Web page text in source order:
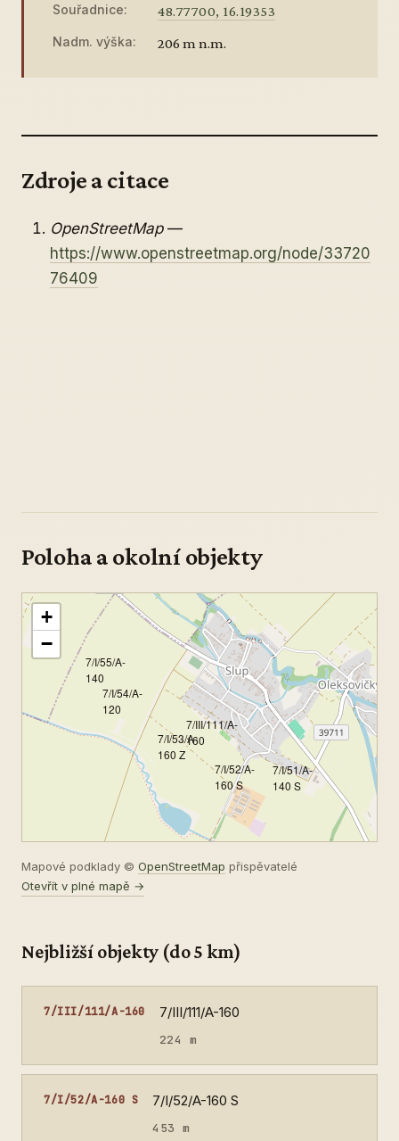
Souřadnice: 48.77700, 16.19353
Nadm. výška: 206 m n.m.
Zdroje a citace
OpenStreetMap—
https://www.openstreetmap.org/node/33720
76409
Poloha a okolní objekty
7/I/53/A-
160 Z
7/III/111/A-
160
7/I/52/A-
160 S
7/I/54/A-
120
7/I/55/A-
140
7/I/51/A-
140 S
+
−
Mapové podklady © OpenStreetMap přispěvatelé
Otevřít v plné mapě →
Nejbližší objekty (do 5 km)
7/III/111/A-160 7/III/111/A-160
224 m
7/I/52/A-160 S 7/I/52/A-160 S
453 m